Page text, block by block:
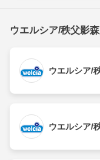
ウエルシア/秩父影
ウエルシア/
ウエルシア/